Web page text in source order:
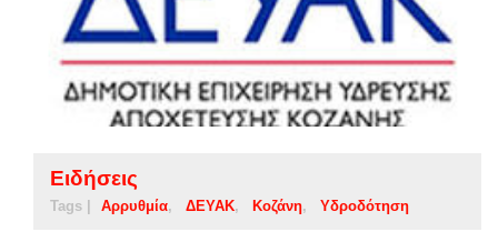
Ειδήσεις
Tags | Αρρυθμία ΔΕΥΑΚ Κοζάνη Υδροδότηση